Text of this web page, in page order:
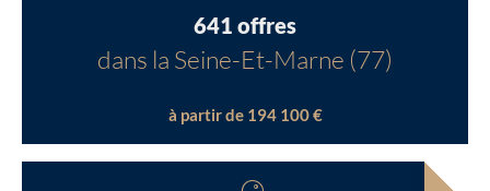
641 offres
dans la Seine-Et-Marne (77)
à partir de 194 100 €